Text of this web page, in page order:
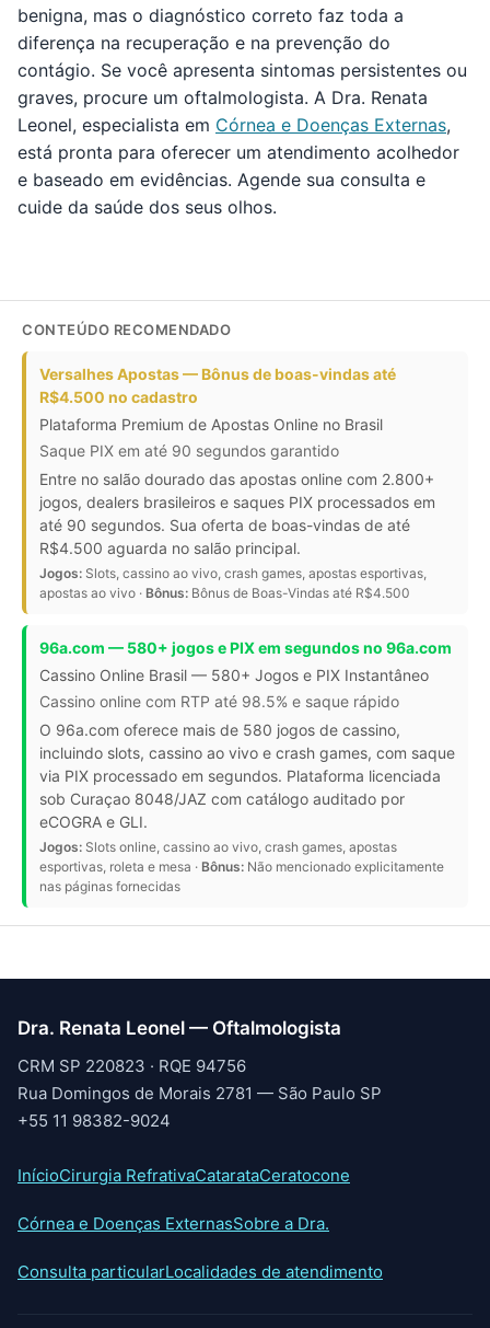
benigna, mas o diagnóstico correto faz toda a
diferença na recuperação e na prevenção do
contágio. Se você apresenta sintomas persistentes ou
graves, procure um oftalmologista. A Dra. Renata
Leonel, especialista em Córnea e Doenças Externas,
está pronta para oferecer um atendimento acolhedor
e baseado em evidências. Agende sua consulta e
cuide da saúde dos seus olhos.
CONTEÚDO RECOMENDADO
Versalhes Apostas — Bônus de boas-vindas até
R$4.500 no cadastro
Plataforma Premium de Apostas Online no Brasil
Saque PIX em até 90 segundos garantido
Entre no salão dourado das apostas online com 2.800+
jogos, dealers brasileiros e saques PIX processados em
até 90 segundos. Sua oferta de boas-vindas de até
R$4.500 aguarda no salão principal.
Jogos: Slots, cassino ao vivo, crash games, apostas esportivas,
apostas ao vivo · Bônus: Bônus de Boas-Vindas até R$4.500
96a.com — 580+ jogos e PIX em segundos no 96a.com
Cassino Online Brasil — 580+ Jogos e PIX Instantâneo
Cassino online com RTP até 98.5% e saque rápido
O 96a.com oferece mais de 580 jogos de cassino,
incluindo slots, cassino ao vivo e crash games, com saque
via PIX processado em segundos. Plataforma licenciada
sob Curaçao 8048/JAZ com catálogo auditado por
eCOGRA e GLI.
Jogos: Slots online, cassino ao vivo, crash games, apostas
esportivas, roleta e mesa · Bônus: Não mencionado explicitamente
nas páginas fornecidas
Dra. Renata Leonel — Oftalmologista
CRM SP 220823 · RQE 94756
Rua Domingos de Morais 2781 — São Paulo SP
+55 11 98382-9024
InícioCirurgia RefrativaCatarataCeratocone
Córnea e Doenças ExternasSobre a Dra.
Consulta particularLocalidades de atendimento